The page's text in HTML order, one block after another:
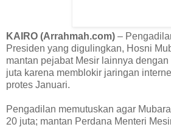
KAIRO (Arrahmah.com) –
Presiden yang digulingkan, Hosni
mantan pejabat Mesir lainnya
juta karena memblokir jaringan
protes Januari.
Pengadilan memutuskan agar
20 juta; mantan Perdana Menteri